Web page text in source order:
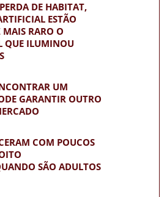
DE HABITAT,
ESTÃO
RARO O
QUE ILUMINOU
UM
GARANTIR OUTRO
COM POUCOS
SÃO ADULTOS